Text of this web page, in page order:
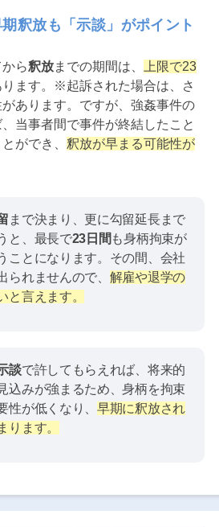
釈放も「示談」がポイント
ら釈放までの期間は、 上限で23
ます。※起訴された場合は、さ
あります。ですが、強姦事件の
当事者間で事件が終結したこと
ができ、 釈放が早まる可能性が
まで決まり、更に勾留延長まで
と、最長で23日間 も身柄拘束が
ことになります。その間、会社
られませんので、 解雇や退学の
と言えます。
談で許してもらえれば、将来的
込みが強まるため、身柄を拘束
性が低くなり、早期に釈放され
ります。